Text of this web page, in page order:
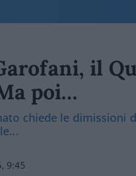
il
poi…
chiede le
9:45